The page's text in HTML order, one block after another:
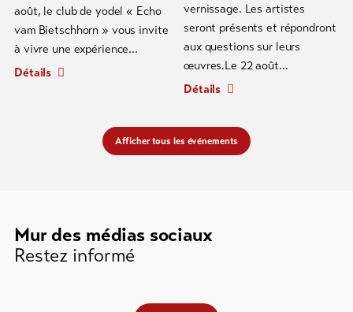
août, le club de yodel « Echo
vam Bietschhorn » vous invite
à vivre une expérience...
Détails
vernissage. Les artistes
seront présents et répondront
aux questions sur leurs
œuvres.Le 22 août...
Détails
Afficher tous les événements
Mur des médias sociaux
Restez informé